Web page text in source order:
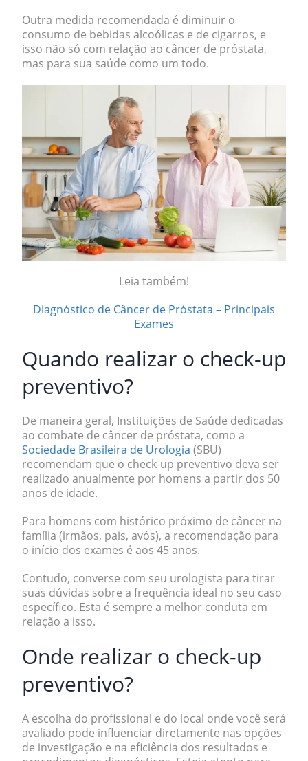
Outra medida recomendada é diminuir o
consumo de bebidas alcoólicas e de cigarros, e
isso não só com relação ao câncer de próstata,
mas para sua saúde como um todo.
Leia também!
Diagnóstico de Câncer de Próstata – Principais
Exames
Quando realizar o check-up
preventivo?
De maneira geral, Instituições de Saúde dedicadas
ao combate de câncer de próstata, como a
Sociedade Brasileira de Urologia (SBU)
recomendam que o check-up preventivo deva ser
realizado anualmente por homens a partir dos 50
anos de idade.
Para homens com histórico próximo de câncer na
família (irmãos, pais, avós), a recomendação para
o início dos exames é aos 45 anos.
Contudo, converse com seu urologista para tirar
suas dúvidas sobre a frequência ideal no seu caso
específico. Esta é sempre a melhor conduta em
relação a isso.
Onde realizar o check-up
preventivo?
A escolha do profissional e do local onde você será
avaliado pode influenciar diretamente nas opções
de investigação e na eficiência dos resultados e